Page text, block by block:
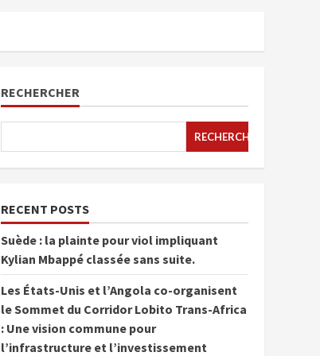
RECHERCHER
RECHERCHER
RECENT POSTS
Suède : la plainte pour viol impliquant
Kylian Mbappé classée sans suite.
Les États-Unis et l’Angola co-organisent
le Sommet du Corridor Lobito Trans-Africa
: Une vision commune pour
l’infrastructure et l’investissement